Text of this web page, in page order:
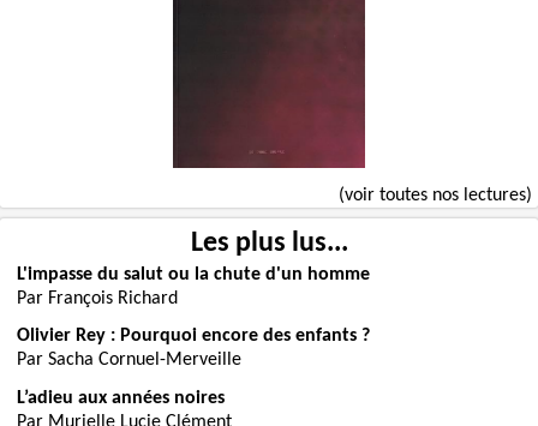
(voir toutes nos lectures)
Les plus lus...
L'impasse du salut ou la chute d'un homme
Par François Richard
Olivier Rey : Pourquoi encore des enfants ?
Par Sacha Cornuel-Merveille
L’adieu aux années noires
Par Murielle Lucie Clément